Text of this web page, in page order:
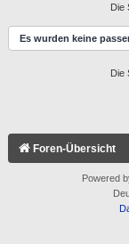
Die
Es wurden keine
Die
Foren-Übersicht
Powered